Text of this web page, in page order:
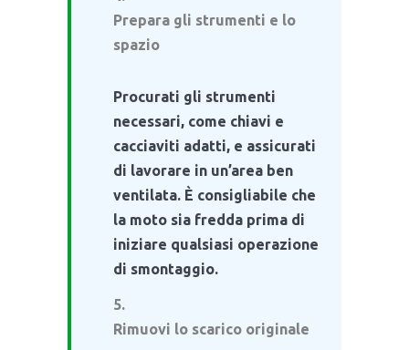
Prepara gli strumenti e lo
spazio
Procurati gli strumenti
necessari, come chiavi e
cacciaviti adatti, e assicurati
di lavorare in un’area ben
ventilata. È consigliabile che
la moto sia fredda prima di
iniziare qualsiasi operazione
di smontaggio.
Rimuovi lo scarico originale